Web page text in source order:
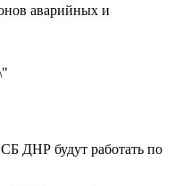
аварийных и